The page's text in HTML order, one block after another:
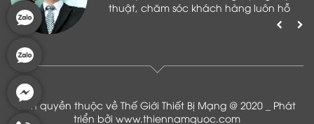
thuật, chăm sóc khách hàng luôn hỗ
Bản quyền thuộc về Thế Giới Thiết Bị Mạng @ 2020 _ Phát
triển bởi www.thiennamquoc.com